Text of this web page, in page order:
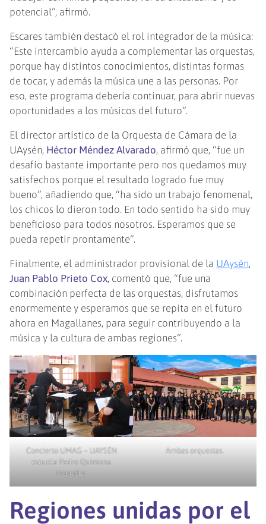
potencial”, afirmó.
Escares también destacó el rol integrador de la música:
“Este intercambio ayuda a complementar las orquestas,
porque hay distintos conocimientos, distintas formas
de tocar, y además la música une a las personas. Por
eso, este programa debería continuar, para abrir nuevas
oportunidades a los músicos del futuro”.
El director artístico de la Orquesta de Cámara de la
UAysén, Héctor Méndez Alvarado, afirmó que, “fue un
desafío bastante importante pero nos quedamos muy
satisfechos porque el resultado logrado fue muy
bueno”, añadiendo que, “ha sido un trabajo fenomenal,
los chicos lo dieron todo. En todo sentido ha sido muy
beneficioso para todos nosotros. Esperamos que se
pueda repetir prontamente”.
Finalmente, el administrador provisional de la UAysén,
Juan Pablo Prieto Cox, comentó que, “fue una
combinación perfecta de las orquestas, disfrutamos
enormemente y esperamos que se repita en el futuro
ahora en Magallanes, para seguir contribuyendo a la
música y la cultura de ambas regiones”.
Concierto UMAG – UAYSÉN
escuela Pedro Quintana
Mansilla.
Ambas orquestas.
Regiones unidas por el